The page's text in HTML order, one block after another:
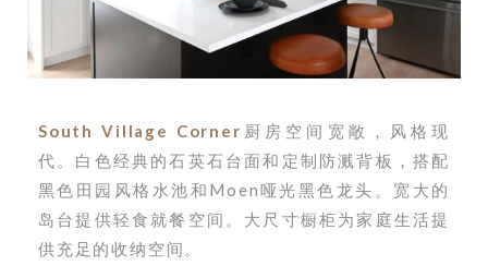
South Village Corner 厨房空间宽敞，风格现
代。白色经典的石英石台面和定制防溅背板，搭配
黑色田园风格水池和Moen哑光黑色龙头。宽大的
岛台提供轻食就餐空间。大尺寸橱柜为家庭生活提
供充足的收纳空间。